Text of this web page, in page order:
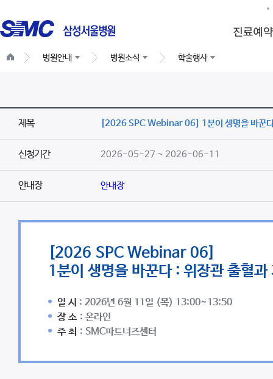
병원안내 병원소식 학술행사
제목 [2026 SPC Webinar 06] 1분이 생명을 바꾼다
신청기간 2026-05-27 ~ 2026-06-11
안내장 안내장
[2026 SPC Webinar 06]
1분이 생명을 바꾼다 : 위장관 출혈과
일 시 : 2026년 6월 11일 (목) 13:00~13:50
장 소 : 온라인
주 최 : SMC파트너즈센터